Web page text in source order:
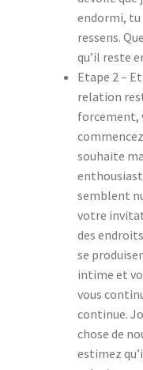
endormi, tu
ressens.
qu’il reste
Etape 2 –
relation
forcement,
souhaite
semblent
votre
des
se
intime et
vous
continue.
chose de
estimez